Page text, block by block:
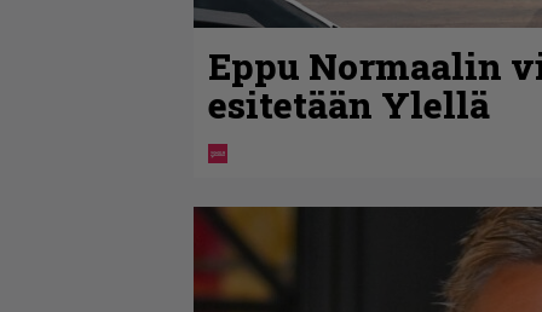
Eppu Normaalin
esitetään Ylellä